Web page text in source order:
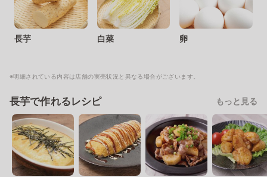
長芋 白菜 卵
※明細されている内容は店舗の実売状況と異なる場合がございます。
長芋で作れるレシピ もっと見る